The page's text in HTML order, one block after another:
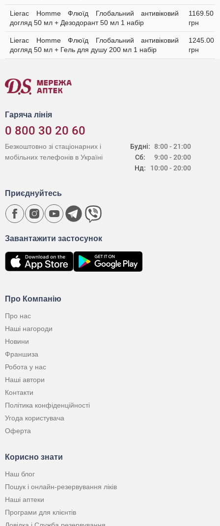
Lierac Homme Флюїд Глобальний антивіковий
догляд 50 мл + Дезодорант 50 мл 1 набір
1169.50
грн
Lierac Homme Флюїд Глобальний антивіковий
догляд 50 мл + Гель для душу 200 мл 1 набір
1245.00
грн
Гаряча лінія
0 800 30 20 60
Будні:
Сб:
Нд:
8:00 - 21:00
9:00 - 20:00
10:00 - 20:00
Безкоштовно зі стаціонарних і
мобільних телефонів в Україні
Про Компанію
Про нас
Наші нагороди
Новини
Франшиза
Робота у нас
Наші автори
Контакти
Політика конфіденційності
Угода користувача
Оферта
Корисно знати
Наш блог
Пошук і онлайн-резервування ліків
Наші аптеки
Програми для клієнтів
Завантажити застосунок
Приєднуйтесь